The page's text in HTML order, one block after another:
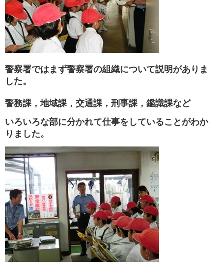
警察署ではまず警察署の組織について説明がありま
した。
警務課，地域課，交通課，刑事課，鑑識課など
いろいろな部に分かれて仕事をしていることがわか
りました。